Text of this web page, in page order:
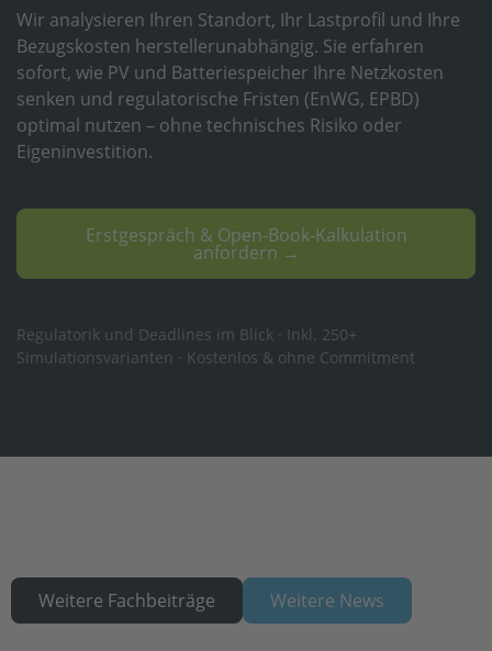
Wir analysieren Ihren Standort, Ihr Lastprofil und Ihre
Bezugskosten herstellerunabhängig. Sie erfahren
sofort, wie PV und Batteriespeicher Ihre Netzkosten
senken und regulatorische Fristen (EnWG, EPBD)
optimal nutzen – ohne technisches Risiko oder
Eigeninvestition.
Erstgespräch & Open-Book-Kalkulation
anfordern →
Regulatorik und Deadlines im Blick · Inkl. 250+
Simulationsvarianten · Kostenlos & ohne Commitment
Weitere Fachbeiträge Weitere News